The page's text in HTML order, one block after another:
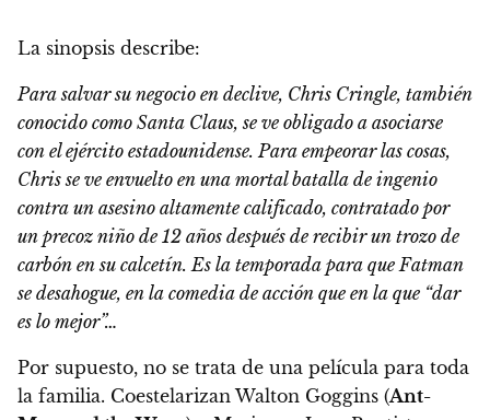
La sinopsis describe:
Para salvar su negocio en declive, Chris Cringle, también
conocido como Santa Claus, se ve obligado a asociarse
con el ejército estadounidense. Para empeorar las cosas,
Chris se ve envuelto en una mortal batalla de ingenio
contra un asesino altamente calificado, contratado por
un precoz niño de 12 años después de recibir un trozo de
carbón en su calcetín. Es la temporada para que Fatman
se desahogue, en la comedia de acción que en la que “dar
es lo mejor”…
Por supuesto, no se trata de una película para toda
la familia. Coestelarizan Walton Goggins (Ant-